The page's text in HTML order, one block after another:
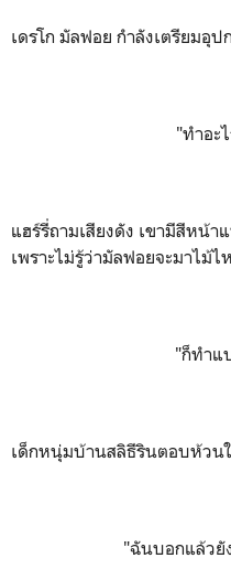
เดรโก มัลฟอย กำลังเตรียมอุ
"ทำอะ
แฮร์รี่ถามเสียงดัง เขามีสีหน้
เพราะไม่รู้ว่ามัลฟอยจะมาไม้ไ
"ก็ทำแ
เด็กหนุ่มบ้านสลิธีรินตอบห้วน
"ฉันบอกแล้วยั